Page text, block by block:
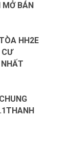
MỞ BÁN
HH2E
CƯ